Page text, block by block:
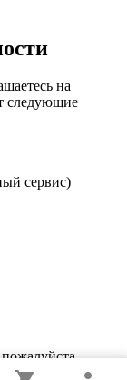
на
следующие
сервис)